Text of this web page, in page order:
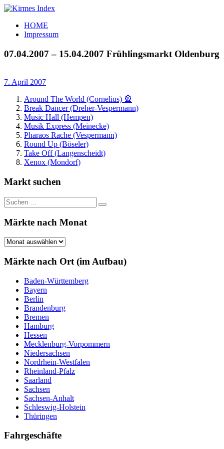
Zum
springen
Kirmes
Index
Tourpläne
der
HOME
Impressum
07.04.2007 – 15.04.2007 Frühlingsmarkt Oldenburg
7. April 2007
Around The World (Cornelius) 🎡
Break Dancer (Dreher-Vespermann)
Music Hall (Hempen)
Musik Express (Meinecke)
Pharaos Rache (Vespermann)
Round Up (Böseler)
Take Off (Langenscheidt)
Xenox (Mondorf)
Markt suchen
Suchen
nach:
Suchen
Märkte nach Monat
Märkte
Monat
Märkte nach Ort (im Aufbau)
Baden-Württemberg
Bayern
Berlin
Brandenburg
Bremen
Hamburg
Hessen
Mecklenburg-Vorpommern
Niedersachsen
Nordrhein-Westfalen
Rheinland-Pfalz
Saarland
Sachsen
Sachsen-Anhalt
Schleswig-Holstein
Thüringen
Fahrgeschäfte